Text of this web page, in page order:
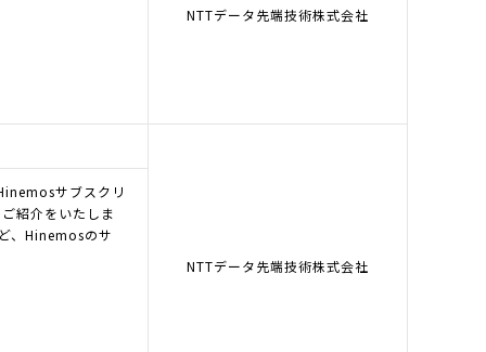
NTTデータ先端技術株式会社
NTTデータ先端技術株式会社
サブスクリ
紹介をいたしま
、Hinemosのサ